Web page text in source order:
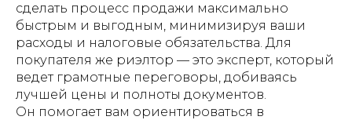
сделать процесс продажи максимально
быстрым и выгодным, минимизируя ваши
расходы и налоговые обязательства. Для
покупателя же риэлтор — это эксперт, который
ведет грамотные переговоры, добиваясь
лучшей цены и полноты документов.
Он помогает вам ориентироваться в